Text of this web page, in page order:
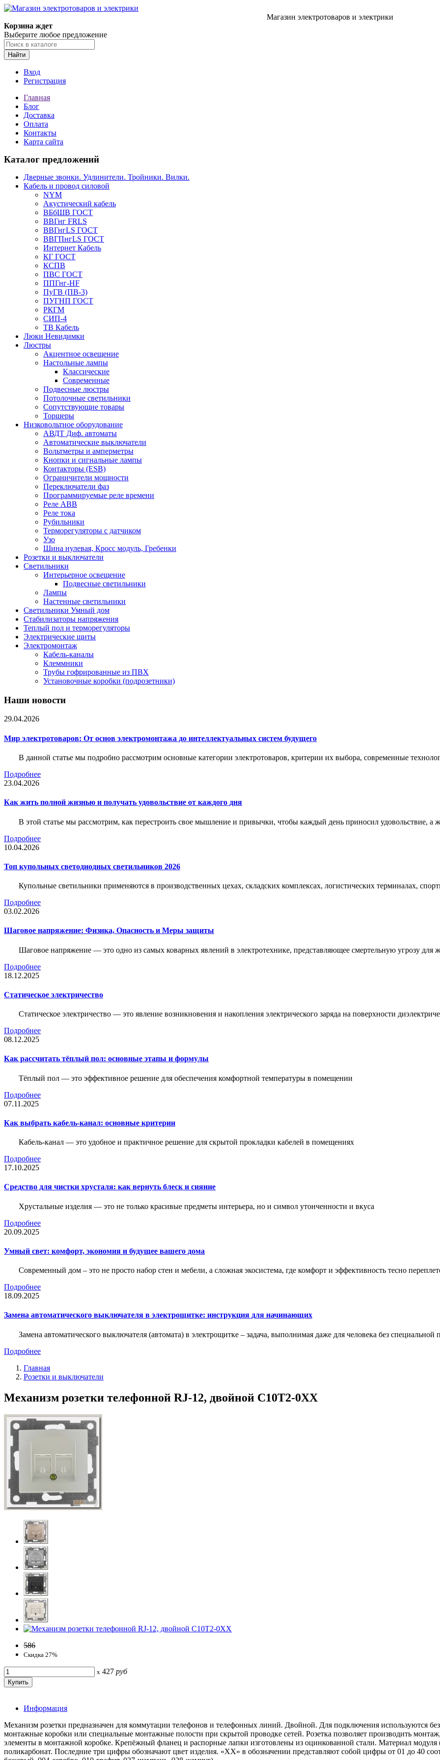
Магазин электротоваров и электрики
Корзина ждет
Выберите любое предложение
Найти
Вход
Регистрация
Главная
Блог
Доставка
Оплата
Контакты
Карта сайта
Каталог предложений
Дверные звонки. Удлинители. Тройники. Вилки.
Кабель и провод силовой
NYM
Акустический кабель
ВБбШВ ГОСТ
ВВГнг FRLS
ВВГнгLS ГОСТ
ВВГПнгLS ГОСТ
Интернет Кабель
КГ ГОСТ
КСПВ
ПВС ГОСТ
ППГнг-HF
ПуГВ (ПВ-3)
ПУГНП ГОСТ
РКГМ
СИП-4
ТВ Кабель
Люки Невидимки
Люстры
Акцентное освещение
Настольные лампы
Классические
Современные
Подвесные люстры
Потолочные светильники
Сопутствующие товары
Торшеры
Низковольтное оборудование
АВДT Диф. автоматы
Автоматические выключатели
Вольтметры и амперметры
Кнопки и сигнальные лампы
Контакторы (ESB)
Ограничители мощности
Переключатели фаз
Программируемые реле времени
Реле ABB
Реле тока
Рубильники
Терморегуляторы с датчиком
Узо
Шина нулевая, Кросс модуль, Гребенки
Розетки и выключатели
Светильники
Интерьерное освещение
Подвесные светильники
Лампы
Настенные светильники
Светильники Умный дом
Стабилизаторы напряжения
Теплый пол и терморегуляторы
Электрические щиты
Электромонтаж
Кабель-каналы
Клеммники
Трубы гофрированные из ПВХ
Установочные коробки (подрозетники)
Наши новости
29.04.2026
Мир электротоваров: От основ электромонтажа до интеллектуальных систем будущего
В данной статье мы подробно рассмотрим основные категории электротоваров, критерии их выбора, современные
Подробнее
23.04.2026
Как жить полной жизнью и получать удовольствие от каждого дня
В этой статье мы рассмотрим, как перестроить свое мышление и привычки, чтобы каждый день приносил удовольствие, а
Подробнее
10.04.2026
Топ купольных светодиодных светильников 2026
Купольные светильники применяются в производственных цехах, складских комплексах, логистических терминалах,
Подробнее
03.02.2026
Шаговое напряжение: Физика, Опасность и Меры защиты
Шаговое напряжение — это одно из самых коварных явлений в электротехнике, представляющее смертельную угрозу для
Подробнее
18.12.2025
Статическое электричество
Статическое электричество — это явление возникновения и накопления электрического заряда на поверхности
Подробнее
08.12.2025
Как рассчитать тёплый пол: основные этапы и формулы
Тёплый пол — это эффективное решение для обеспечения комфортной температуры в помещении
Подробнее
07.11.2025
Как выбрать кабель-канал: основные критерии
Кабель-канал — это удобное и практичное решение для скрытой прокладки кабелей в помещениях
Подробнее
17.10.2025
Средство для чистки хрусталя: как вернуть блеск и сияние
Хрустальные изделия — это не только красивые предметы интерьера, но и символ утонченности и вкуса
Подробнее
20.09.2025
Умный свет: комфорт, экономия и будущее вашего дома
Современный дом – это не просто набор стен и мебели, а сложная экосистема, где комфорт и эффективность тесно
Подробнее
18.09.2025
Замена автоматического выключателя в электрощитке: инструкция для начинающих
Замена автоматического выключателя (автомата) в электрощитке – задача, выполнимая даже для человека без специальной
Подробнее
Главная
Розетки и выключатели
Механизм розетки телефонной RJ-12, двойной С10Т2-0ХХ
586
Скидка 27%
x 427 руб
Информация
Механизм розетки предназначен для коммутации телефонов и телефонных линий. Двойной. Для подключения используются
монтажные коробки или специальные монтажные полости при скрытой проводке сетей. Розетка позволяет производить
элементы в монтажной коробке. Крепёжный фланец и распорные лапки изготовлены из оцинкованной стали. Материал
поликарбонат. Последние три цифры обозначают цвет изделия. «ХХ» в обозначении представляют собой цифры от 01 до 40